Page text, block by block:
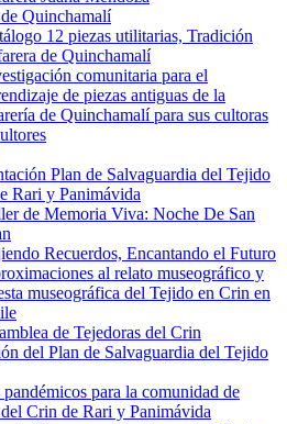
Quinchamalí
12 piezas utilitarias, Tradición
de Quinchamalí
comunitaria para el
de piezas antiguas de la
de Quinchamalí para sus cultoras
Plan de Salvaguardia del Tejido
Rari y Panimávida
de Memoria Viva: Noche De San
Recuerdos, Encantando el Futuro
al relato museográfico y
museográfica del Tejido en Crin en
de Tejedoras del Crin
del Plan de Salvaguardia del Tejido
para la comunidad de
Crin de Rari y Panimávida